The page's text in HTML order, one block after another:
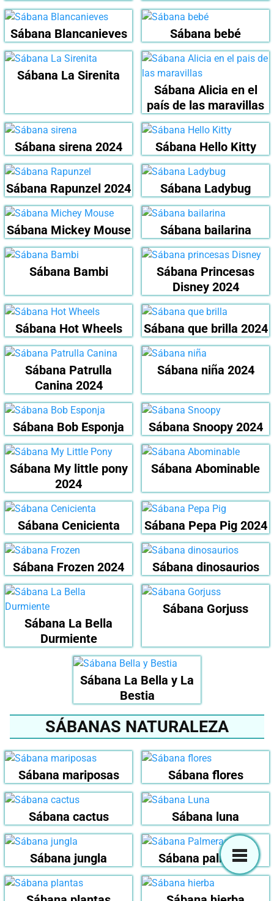
Sábana Blancanieves Sábana bebé
Sábana La Sirenita
Sábana Alicia en el
país de las maravillas
Sábana sirena 2024 Sábana Hello Kitty
Sábana Rapunzel 2024 Sábana Ladybug
Sábana Mickey Mouse Sábana bailarina
Sábana Bambi
Sábana Princesas
Disney 2024
Sábana Hot Wheels Sábana que brilla 2024
Sábana Patrulla
Canina 2024
Sábana niña 2024
Sábana Bob Esponja Sábana Snoopy 2024
Sábana My little pony
2024
Sábana Abominable
Sábana Cenicienta Sábana Pepa Pig 2024
Sábana Frozen 2024 Sábana dinosaurios
Sábana La Bella
Durmiente
Sábana Gorjuss
Sábana La Bella y La
Bestia
SÁBANAS NATURALEZA
Sábana mariposas Sábana flores
Sábana cactus Sábana luna
Sábana jungla Sábana palmeras